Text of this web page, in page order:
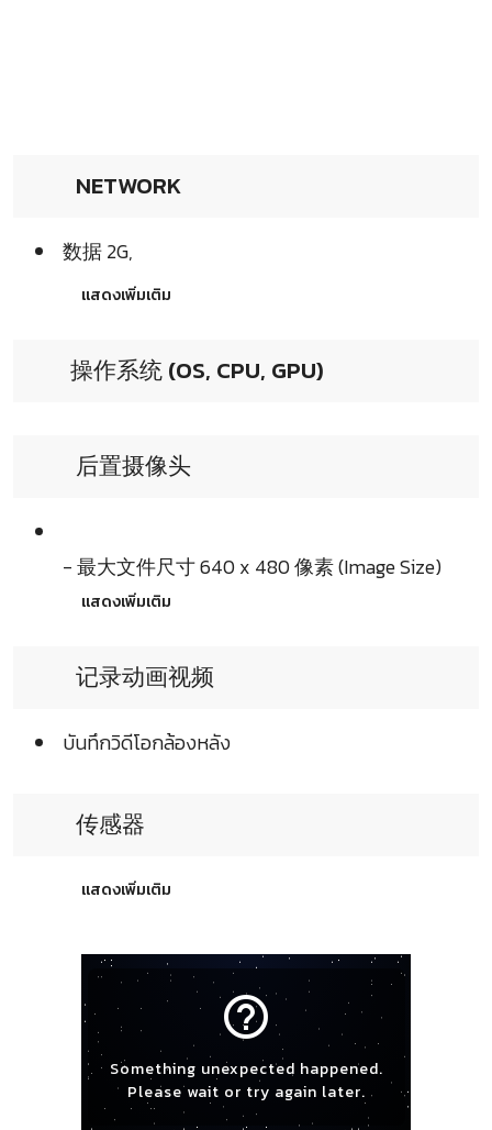
NETWORK
数据 2G,
แสดงเพิ่มเติม
操作系统 (OS, CPU, GPU)
后置摄像头
- 最大文件尺寸 640 x 480 像素 (Image Size)
แสดงเพิ่มเติม
记录动画视频
บันทึกวิดีโอกล้องหลัง
传感器
แสดงเพิ่มเติม
help_outline
Something unexpected happened.
Please wait or try again later.